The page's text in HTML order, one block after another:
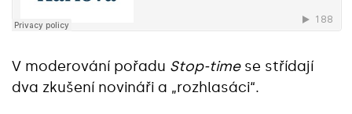
V moderování pořadu Stop-timese střídají
dva zkušení novináři a „rozhlasáci“.